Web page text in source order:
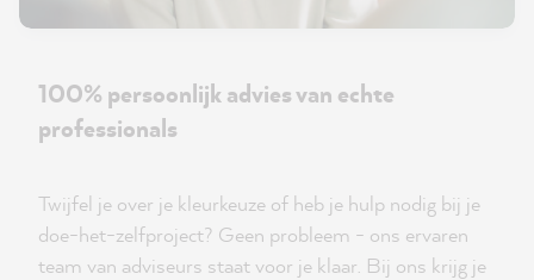
100% persoonlijk advies van echte
professionals
Twijfel je over je kleurkeuze of heb je hulp nodig bij je
doe-het-zelfproject? Geen probleem - ons ervaren
team van adviseurs staat voor je klaar. Bij ons krijg je